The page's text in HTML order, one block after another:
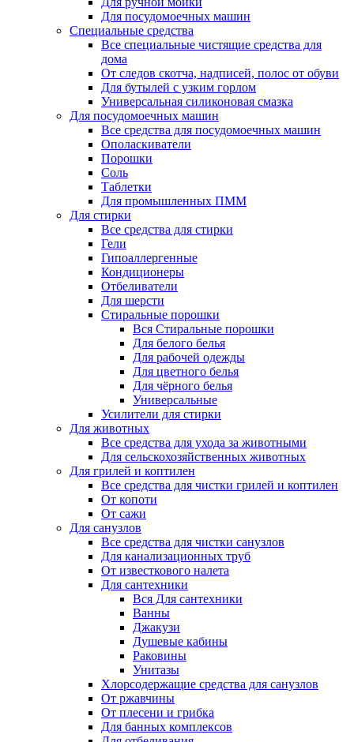
Для посудомоечных машин
Специальные средства
Все специальные чистящие средства для
дома
От следов скотча, надписей, полос от обуви
Для бутылей с узким горлом
Универсальная силиконовая смазка
Для посудомоечных машин
Все средства для посудомоечных машин
Ополаскиватели
Порошки
Соль
Таблетки
Для промышленных ПММ
Для стирки
Все средства для стирки
Гели
Гипоаллергенные
Кондиционеры
Отбеливатели
Для шерсти
Стиральные порошки
Вся Стиральные порошки
Для белого белья
Для рабочей одежды
Для цветного белья
Для чёрного белья
Универсальные
Усилители для стирки
Для животных
Все средства для ухода за животными
Для сельскохозяйственных животных
Для грилей и коптилен
Все средства для чистки грилей и коптилен
От копоти
От сажи
Для санузлов
Все средства для чистки санузлов
Для канализационных труб
От известкового налета
Для сантехники
Вся Для сантехники
Ванны
Джакузи
Душевые кабины
Раковины
Унитазы
Хлорсодержащие средства для санузлов
От ржавчины
От плесени и грибка
Для банных комплексов